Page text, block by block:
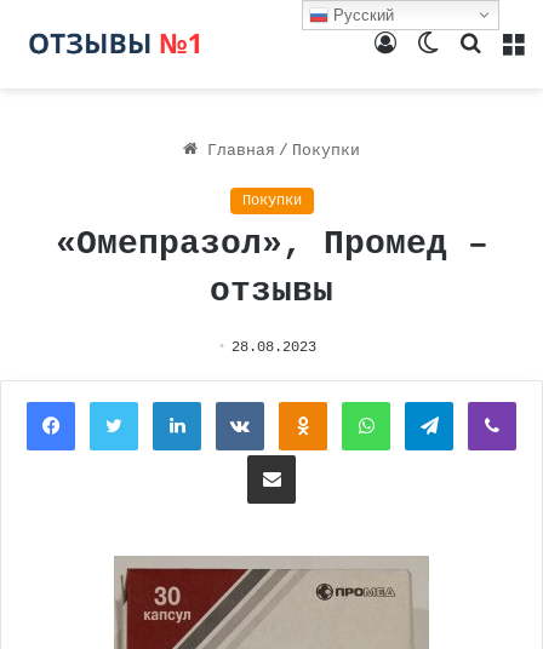
Поиск
Switch
Войти
Главная / Покупки
Покупки
«Омепразол», Промед –
отзывы
28.08.2023
FacebookTwitterLinkedInВконтактеОдноклассники
WhatsAppTelegram
Поделиться через электронную почту
Русский